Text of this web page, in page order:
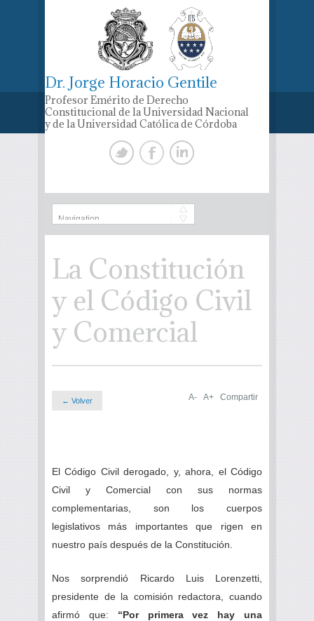
Dr. Jorge Horacio Gentile
Profesor Emérito de Derecho
Constitucional de la Universidad Nacional
y de la Universidad Católica de Córdoba
La Constitución
y el Código Civil
y Comercial
← Volver A- A+ Compartir
El Código Civil derogado, y, ahora, el Código
Civil y Comercial con sus normas
complementarias, son los cuerpos
legislativos más importantes que rigen en
nuestro país después de la Constitución.
Nos sorprendió Ricardo Luis Lorenzetti,
presidente de la comisión redactora, cuando
afirmó que: “Por primera vez hay una